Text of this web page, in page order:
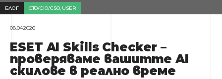
БЛОГ CTO/CIO/CSO, USER
08.04.2026
ESET AI Skills Checker –
проверяваме вашитте AI
скилове в реално време